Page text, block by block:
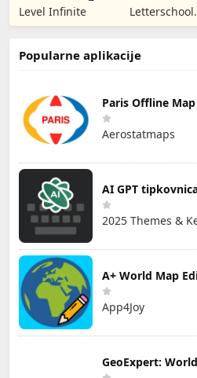
Level Infinite
Learn to
Letterschool
Enabling
Popularne aplikacije
Paris Offline
Aerostatmaps
AI GPT
2025 Themes &
A+ World Map
App4Joy
GeoExpert: